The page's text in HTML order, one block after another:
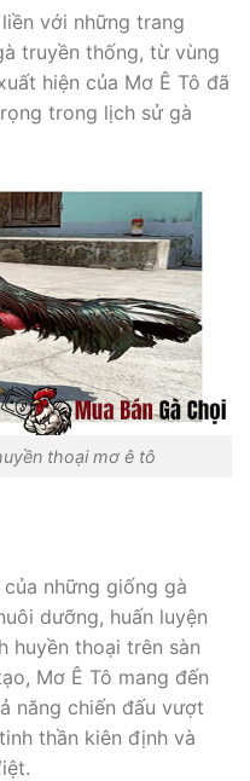
với những trang
truyền thống, từ vùng
hiện của Mơ Ê Tô đã
trong lịch sử gà
thoại mơ ê tô
những giống gà
dưỡng, huấn luyện
huyền thoại trên sàn
Mơ Ê Tô mang đến
năng chiến đấu vượt
thần kiên định và